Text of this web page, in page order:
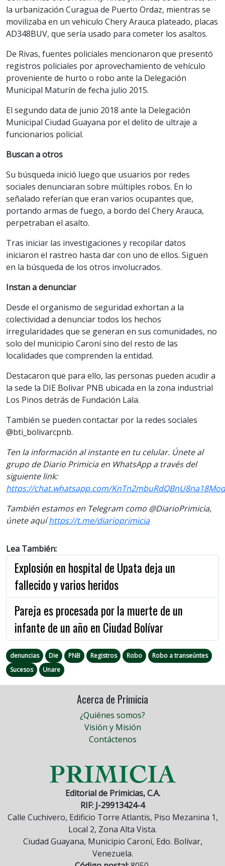
la urbanización Curagua de Puerto Ordaz, mientras se
movilizaba en un vehiculo Chery Arauca plateado, placas
AD348BUV, que sería usado para cometer los asaltos.
De Rivas, fuentes policiales mencionaron que presentó
registros policiales por aprovechamiento de vehículo
proveniente de hurto o robo ante la Delegación
Municipal Maturín de fecha julio 2015.
El segundo data de junio 2018 ante la Delegación
Municipal Ciudad Guayana por el delito de ultraje a
funcionarios policial.
Buscan a otros
Su búsqueda inició luego que usuarios por redes
sociales denunciaran sobre múltiples robos. En lo
señalado referían que eran varios ocupantes que,
portando armas de fuego, a bordo del Chery Arauca,
perpetraban el asalto.
Tras iniciar las investigaciones y recopilar datos
iniciaron el rastreo hasta dar con uno de ellos. Siguen
en la búsqueda de los otros involucrados.
Instan a denunciar
Desde el organismo de seguridad exhortan a la
colectividad a denunciar todos los hechos
irregularidades que se generan en sus comunidades, no
solo del municipio Caroní sino del resto de las
localidades que comprenden la entidad.
Destacaron que para ello, las personas pueden acudir a
la sede la DIE Bolivar PNB ubicada en la zona industrial
Los Pinos detrás de Fundación Lala.
También se pueden contactar por la redes sociales
@bti_bolivarcpnb.
Ten la información al instante en tu celular. Únete al
grupo de Diario Primicia en WhatsApp a través del
siguiente link:
https://chat.whatsapp.com/KnTn2mbuRdQBnU8na18Mod
También estamos en Telegram como @DiarioPrimicia,
únete aquíhttps://t.me/diarioprimicia
Lea También:
Explosión en hospital de Upata deja un
fallecido y varios heridos
Pareja es procesada por la muerte de un
infante de un año en Ciudad Bolívar
denuncias Die PNB Registros Robo
Robo a transeúntes
Sucesos
Unare
Acerca de Primicia
¿Quiénes somos?
Visión y Misión
Contáctenos
Editorial de Primicias, C.A.
RIF: J-29913424-4
Calle Cuchivero, Edificio Torre Atlantis, Piso Mezanina 1,
Local 2, Zona Alta Vista.
Ciudad Guayana, Municipio Caroní, Edo. Bolívar,
Venezuela.